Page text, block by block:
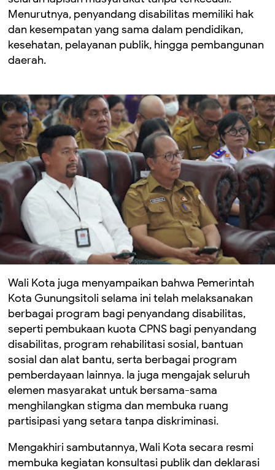
Menurutnya, penyandang disabilitas memiliki hak
dan kesempatan yang sama dalam pendidikan,
kesehatan, pelayanan publik, hingga pembangunan
daerah.
Wali Kota juga menyampaikan bahwa Pemerintah
Kota Gunungsitoli selama ini telah melaksanakan
berbagai program bagi penyandang disabilitas,
seperti pembukaan kuota CPNS bagi penyandang
disabilitas, program rehabilitasi sosial, bantuan
sosial dan alat bantu, serta berbagai program
pemberdayaan lainnya. Ia juga mengajak seluruh
elemen masyarakat untuk bersama-sama
menghilangkan stigma dan membuka ruang
partisipasi yang setara tanpa diskriminasi.
Mengakhiri sambutannya, Wali Kota secara resmi
membuka kegiatan konsultasi publik dan deklarasi